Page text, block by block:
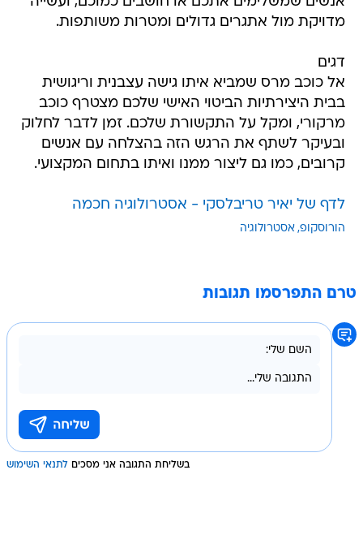
מדויקת מול אתגרים גדולים ומטרות משותפות.
דגים
אל כוכב מרס שמביא איתו גישה עצבנית וריגושית
בבית היצירתיות הביטוי האישי שלכם מצטרף כוכב
מרקורי, ומקל על התקשורת שלכם. זמן לדבר לחלוק
ובעיקר לשתף את הרגש הזה בהצלחה עם אנשים
קרובים, כמו גם ליצור ממנו ואיתו בתחום המקצועי.
לדף של יאיר טריבלסקי - אסטרולוגיה חכמה
הורוסקופ אסטרולוגיה
טרם התפרסמו תגובות
בשליחת התגובה אני מסכים לתנאי השימוש